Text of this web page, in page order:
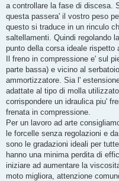
a controllare la fase di discesa.
questa passera' il vostro peso
questo si traduce in un rinculo
saltellamenti. Quindi regolando
punto della corsa ideale rispetto
Il freno in compressione e' sul
parte bassa) e vicino al
ammortizzatore. Sia l'
adattate al tipo di molla
corrispondere un idraulica piu'
frenata in compressione.
Per un lavoro ad arte
le forcelle senza regolazioni e
sono le gradazioni ideali per
hanno una minima perdita di
iniziare ad aumentare la
moto migliora, attenzione